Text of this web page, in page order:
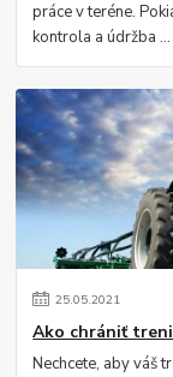
práce v teréne.
kontrola a údržba
25.05.2021
Ako chrániť
Nechcete, aby váš